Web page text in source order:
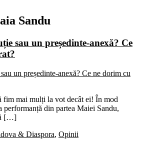
Sandu
sau un președinte-anexă? Ce
fim mai mulți la vot decât ei! În mod
performanță din partea Maiei Sandu,
[…]
& Diaspora, Opinii